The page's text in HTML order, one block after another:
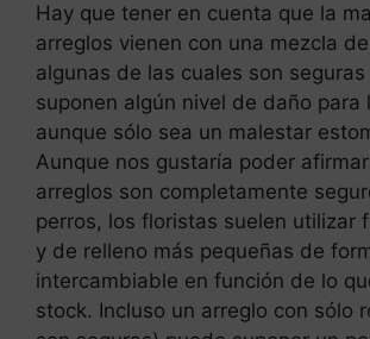
Hay que tener en cuenta que la
arreglos vienen con una mezcla
algunas de las cuales son
suponen algún nivel de daño para
aunque sólo sea un malestar
Aunque nos gustaría poder
arreglos son completamente
perros, los floristas suelen utilizar
y de relleno más pequeñas de
intercambiable en función de lo
stock. Incluso un arreglo con sólo